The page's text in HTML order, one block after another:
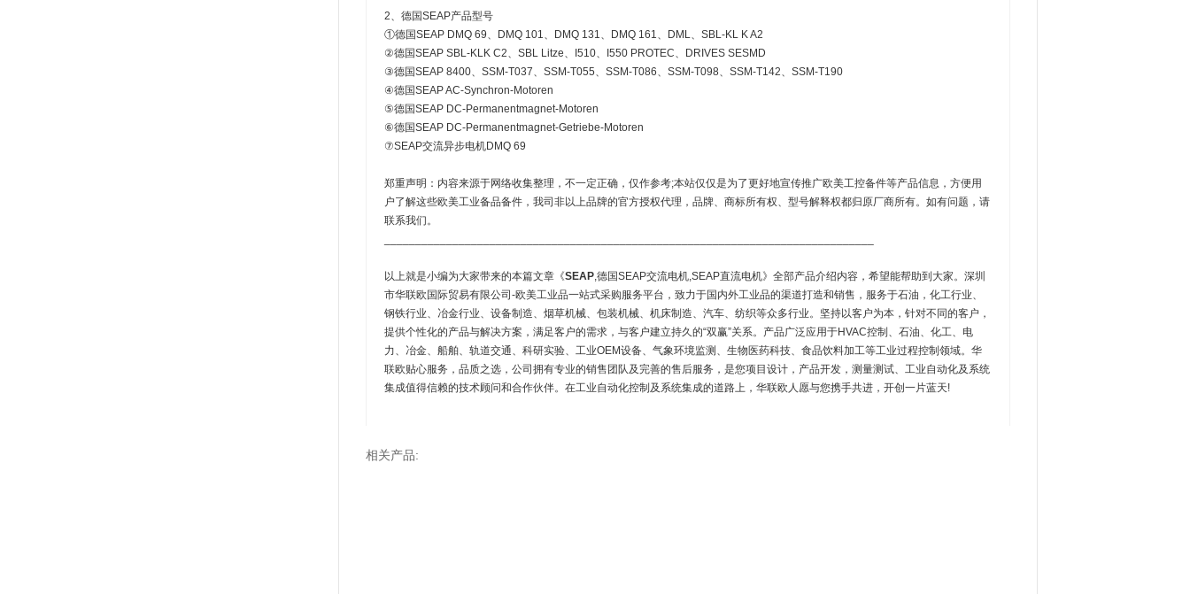
2、德国SEAP产品型号
①德国SEAP DMQ 69、DMQ 101、DMQ 131、DMQ 161、DML、SBL-KL K A2
②德国SEAP SBL-KLK C2、SBL Litze、I510、I550 PROTEC、DRIVES SESMD
③德国SEAP 8400、SSM-T037、SSM-T055、SSM-T086、SSM-T098、SSM-T142、SSM-T190
④德国SEAP AC-Synchron-Motoren
⑤德国SEAP DC-Permanentmagnet-Motoren
⑥德国SEAP DC-Permanentmagnet-Getriebe-Motoren
⑦SEAP交流异步电机DMQ 69
​郑重声明：内容来源于网络收集整理，不一定正确，仅作参考;本站仅仅是为了更好地宣传推广欧美工控备件等产品信息，方便用
户了解这些欧美工业备品备件，我司非以上品牌的官方授权代理，品牌、商标所有权、型号解释权都归原厂商所有。如有问题，请
联系我们。
以上就是小编为大家带来的本篇文章《SEAP,德国SEAP交流电机,SEAP直流电机》全部产品介绍内容，希望能帮助到大家。深圳
市华联欧国际贸易有限公司-欧美工业品一站式采购服务平台，致力于国内外工业品的渠道打造和销售，服务于石油，化工行业、
钢铁行业、冶金行业、设备制造、烟草机械、包装机械、机床制造、汽车、纺织等众多行业。坚持以客户为本，针对不同的客户，
提供个性化的产品与解决方案，满足客户的需求，与客户建立持久的“双赢”关系。产品广泛应用于HVAC控制、石油、化工、电
力、冶金、船舶、轨道交通、科研实验、工业OEM设备、气象环境监测、生物医药科技、食品饮料加工等工业过程控制领域。华
联欧贴心服务，品质之选，公司拥有专业的销售团队及完善的售后服务，是您项目设计，产品开发，测量测试、工业自动化及系统
集成值得信赖的技术顾问和合作伙伴。在工业自动化控制及系统集成的道路上，华联欧人愿与您携手共进，开创一片蓝天!
相关产品: